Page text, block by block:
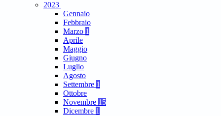
2023
Gennaio
Febbraio
Marzo 1
Aprile
Maggio
Giugno
Luglio
Agosto
Settembre 1
Ottobre
Novembre 15
Dicembre 1